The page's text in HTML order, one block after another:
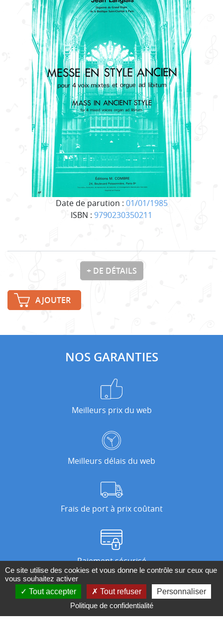
Date de parution : 01/01/1985
ISBN : 9790230350211
+ DE DÉTAILS
AJOUTER
NOS GARANTIES
Meilleurs prix du web
Meilleurs délais du web
Frais de port à prix coûtant
Paiement sécurisé
Nos magasins
Ce site utilise des cookies et vous donne le contrôle sur ceux que
vous souhaitez activer
Tout accepter
Tout refuser
Personnaliser
Politique de confidentialité